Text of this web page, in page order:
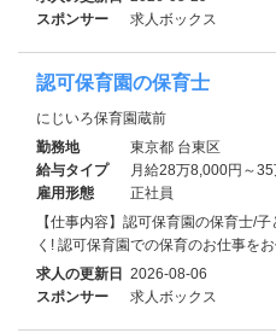
スポンサー
求人ボックス
認可保育園の保育士
にじいろ保育園蔵前
勤務地
東京都 台東区
給与タイプ
月給28万8,000円～35
雇用形態
正社員
【仕事内容】認可保育園の保育士/
く! 認可保育園での保育のお仕事を
求人の更新日 2026-08-06
スポンサー
求人ボックス